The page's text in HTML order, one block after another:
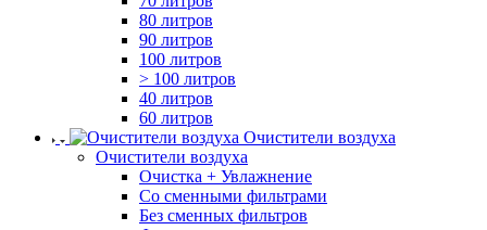
80 литров
90 литров
100 литров
> 100 литров
40 литров
60 литров
Очистители воздуха
Очистители воздуха
Очистка + Увлажнение
Cо сменными фильтрами
Без сменных фильтров